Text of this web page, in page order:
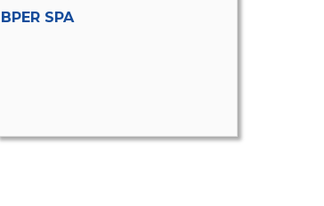
BPER SPA